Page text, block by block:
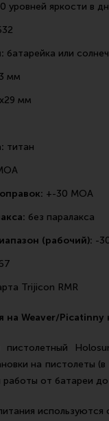
уровней яркости в
батарейка или
мм
мм
титан
+-30 MOA
без паралакса
(рабочий): -
Trijicon RMR
на Weaver/Picatinny
пистолетный
на пистолеты
от батареи